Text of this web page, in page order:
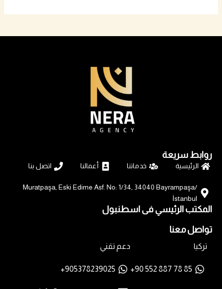
روابط سريعة
الرئيسية خدماتنا أعمالنا اتصل بنا
المكتب الرئيسي فى اسطنبول
Muratpaşa, Eski Edirne Asf. No: 1/34, 34040 Bayrampaşa/
İstanbul
تواصل معنا
تركيا
85 78 887 552 90+
دعم تقني
905378239025+